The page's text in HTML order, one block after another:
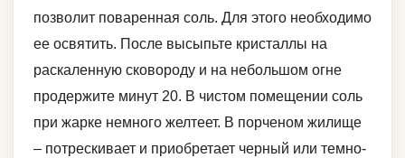
позволит поваренная соль. Для этого необходимо
ее освятить. После высыпьте кристаллы на
раскаленную сковороду и на небольшом огне
продержите минут 20. В чистом помещении соль
при жарке немного желтеет. В порченом жилище
– потрескивает и приобретает черный или темно-